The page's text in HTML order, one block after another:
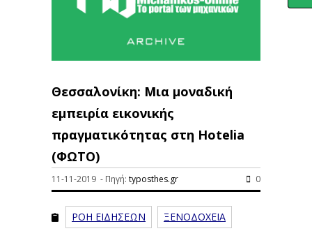
Θεσσαλονίκη: Μια μοναδική
εμπειρία εικονικής
πραγματικότητας στη Hotelia
(ΦΩΤΟ)
11-11-2019 - Πηγή: typosthes.gr 0
ΡΟΗ ΕΙΔΗΣΕΩΝ ΞΕΝΟΔΟΧΕΙΑ